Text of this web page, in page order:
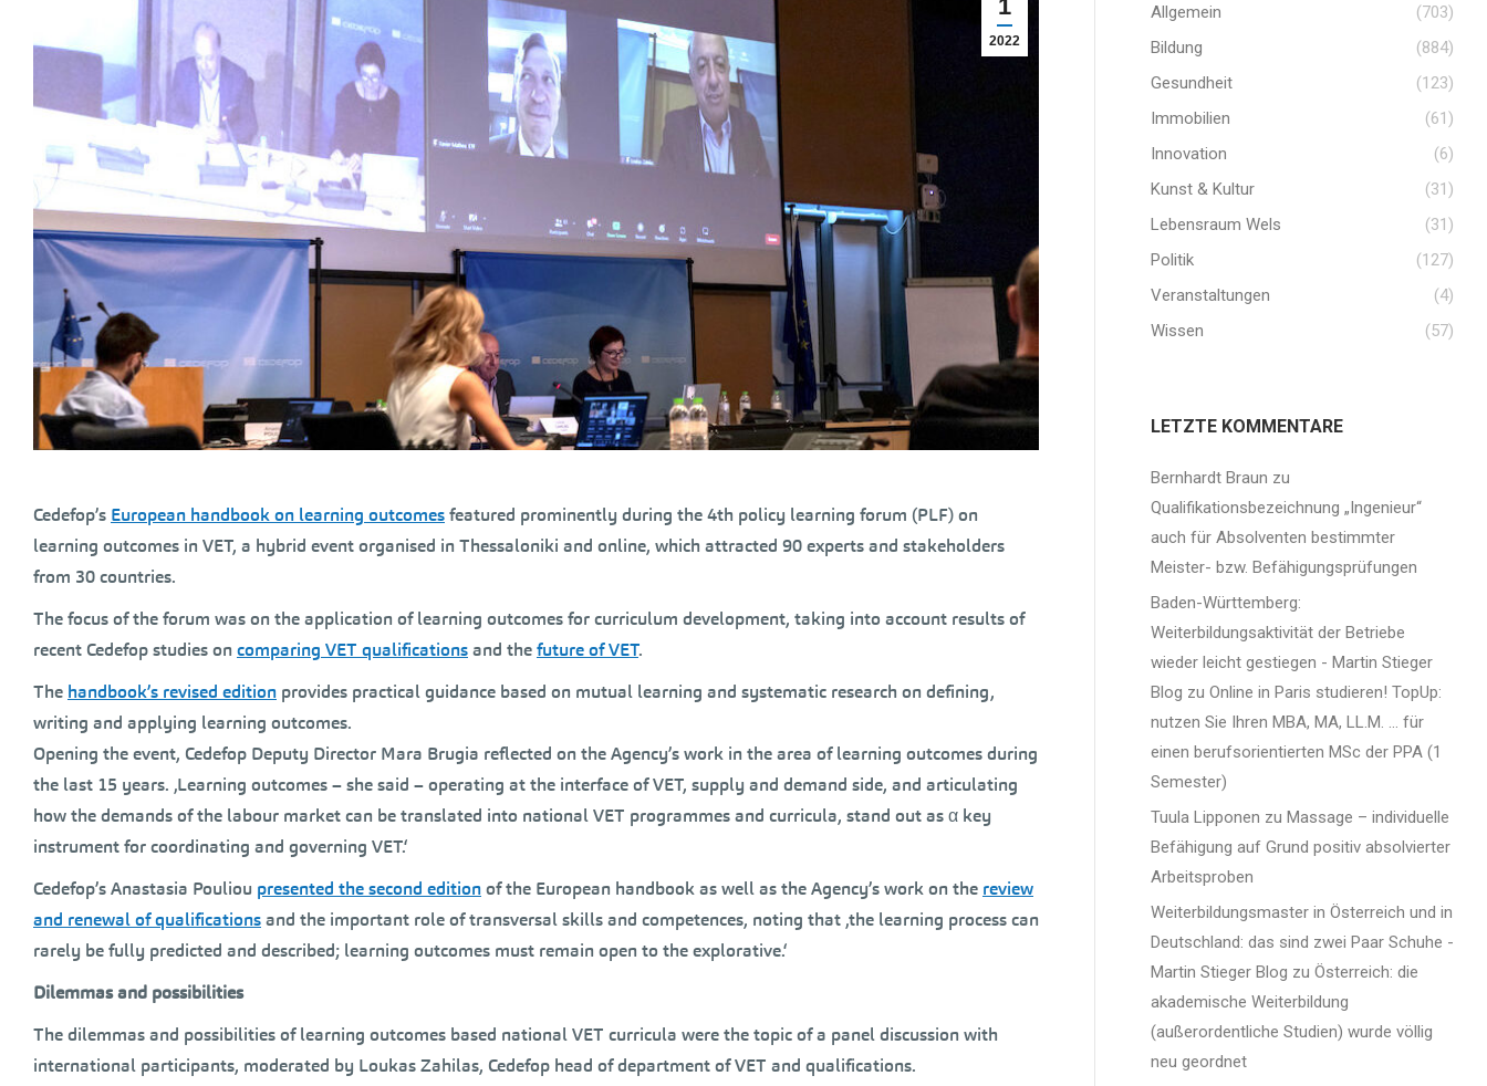
1
2022
Cedefop’s European handbook on learning outcomesfeatured prominently during the 4th policy learning forum (PLF) on
learning outcomes in VET, a hybrid event organised in Thessaloniki and online, which attracted 90 experts and stakeholders
from 30 countries.
The focus of the forum was on the application of learning outcomes for curriculum development, taking into account results of
recent Cedefop studies on comparing VET qualificationsand thefuture of VET.
The handbook’s revised edition provides practical guidance based on mutual learning and systematic research on defining,
writing and applying learning outcomes.
Opening the event, Cedefop Deputy Director Mara Brugia reflected on the Agency’s work in the area of learning outcomes during
the last 15 years. ‚Learning outcomes – she said – operating at the interface of VET, supply and demand side, and articulating
how the demands of the labour market can be translated into national VET programmes and curricula, stand out as α key
instrument for coordinating and governing VET.‘
Cedefop’s Anastasia Pouliou presented the second editionof the European handbook as well as the Agency’s work on the review
and renewal of qualificationsand the important role of transversal skills and competences, noting that ‚the learning process can
rarely be fully predicted and described; learning outcomes must remain open to the explorative.‘
Dilemmas and possibilities
The dilemmas and possibilities of learning outcomes based national VET curricula were the topic of a panel discussion with
international participants, moderated by Loukas Zahilas, Cedefop head of department of VET and qualifications.
Allgemein
(703)
Bildung
(884)
Gesundheit
(123)
Immobilien
(61)
Innovation
(6)
Kunst & Kultur
(31)
Lebensraum Wels
(31)
Politik
(127)
Veranstaltungen
(4)
Wissen
(57)
LETZTE KOMMENTARE
Bernhardt Braun zu
Qualifikationsbezeichnung „Ingenieur“
auch für Absolventen bestimmter
Meister- bzw. Befähigungsprüfungen
Baden-Württemberg:
Weiterbildungsaktivität der Betriebe
wieder leicht gestiegen - Martin Stieger
Blog zu Online in Paris studieren! TopUp:
nutzen Sie Ihren MBA, MA, LL.M. … für
einen berufsorientierten MSc der PPA (1
Semester)
Tuula Lipponen zu Massage – individuelle
Befähigung auf Grund positiv absolvierter
Arbeitsproben
Weiterbildungsmaster in Österreich und in
Deutschland: das sind zwei Paar Schuhe -
Martin Stieger Blog zu Österreich: die
akademische Weiterbildung
(außerordentliche Studien) wurde völlig
neu geordnet